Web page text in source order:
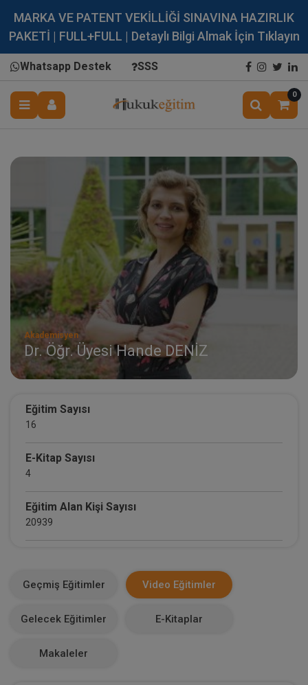
MARKA VE PATENT VEKİLLİĞİ SINAVINA HAZIRLIK
PAKETİ | FULL+FULL | Detaylı Bilgi Almak İçin Tıklayın
Whatsapp Destek SSS
0
Akademisyen
Dr. Öğr. Üyesi Hande DENİZ
Eğitim Sayısı
16
E-Kitap Sayısı
4
Eğitim Alan Kişi Sayısı
20939
0
Geçmiş Eğitimler Video Eğitimler
Gelecek Eğitimler E-Kitaplar
Makaleler